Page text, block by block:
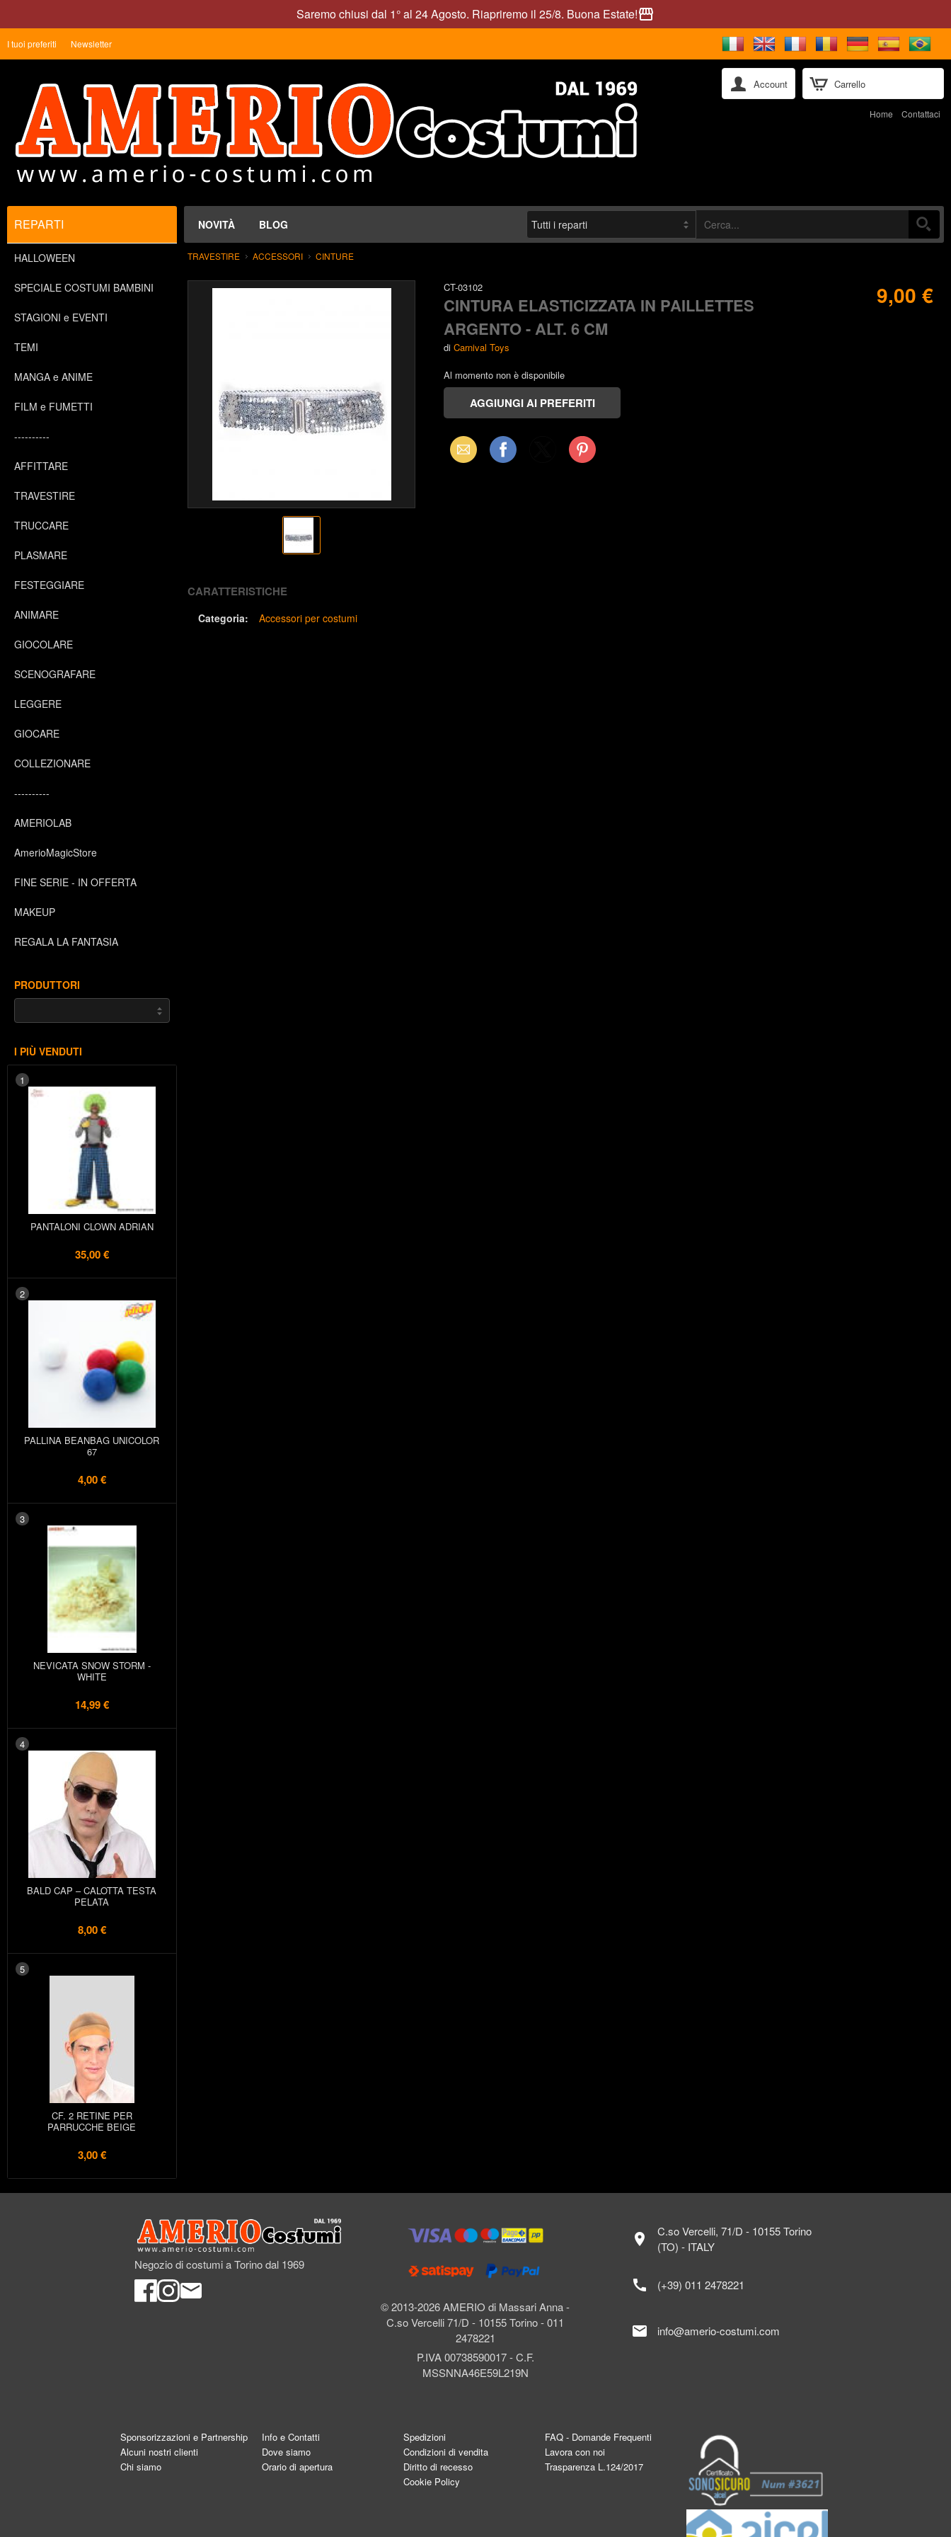
Saremo chiusi dal 1° al 24 Agosto. Riapriremo il 25/8. Buona Estate!storefront
Carrello
I tuoi preferiti Newsletter
Account
Home Contattaci
NOVITÀ BLOG
REPARTI
HALLOWEEN
SPECIALE COSTUMI BAMBINI
STAGIONI e EVENTI
TEMI
MANGA e ANIME
FILM e FUMETTI
----------
AFFITTARE
TRAVESTIRE
TRUCCARE
PLASMARE
FESTEGGIARE
ANIMARE
GIOCOLARE
SCENOGRAFARE
LEGGERE
GIOCARE
COLLEZIONARE
----------
AMERIOLAB
AmerioMagicStore
FINE SERIE - IN OFFERTA
MAKEUP
REGALA LA FANTASIA
PRODUTTORI
I PIÙ VENDUTI
1
PANTALONI CLOWN ADRIAN
35,00 €
2
PALLINA BEANBAG UNICOLOR
67
4,00 €
3
NEVICATA SNOW STORM -
WHITE
14,99 €
4
BALD CAP – CALOTTA TESTA
PELATA
8,00 €
5
CF. 2 RETINE PER
PARRUCCHE BEIGE
3,00 €
TRAVESTIRE ACCESSORI CINTURE
CT-03102
CINTURA ELASTICIZZATA IN PAILLETTES
ARGENTO - ALT. 6 CM
di Carnival Toys
9,00 €
Al momento non è disponibile
Email Facebook Pinterest
CARATTERISTICHE
Categoria: Accessori per costumi
Negozio di costumi a Torino dal 1969
© 2013-2026 AMERIO di Massari Anna -
C.so Vercelli 71/D - 10155 Torino - 011
2478221
P.IVA 00738590017 - C.F.
MSSNNA46E59L219N
location_on
C.so Vercelli, 71/D - 10155 Torino
(TO) - ITALY
call (+39) 011 2478221
mail info@amerio-costumi.com
Sponsorizzazioni e Partnership
Alcuni nostri clienti
Chi siamo
Info e Contatti
Dove siamo
Orario di apertura
Spedizioni
Condizioni di vendita
Diritto di recesso
Cookie Policy
FAQ - Domande Frequenti
Lavora con noi
Trasparenza L.124/2017